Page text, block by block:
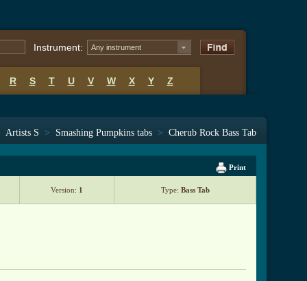
Instrument: Any instrument
R S T U V W X Y Z
Artists S > Smashing Pumpkins tabs > Cherub Rock Bass Tab
Print
Version: 1 Type: Bass Tab